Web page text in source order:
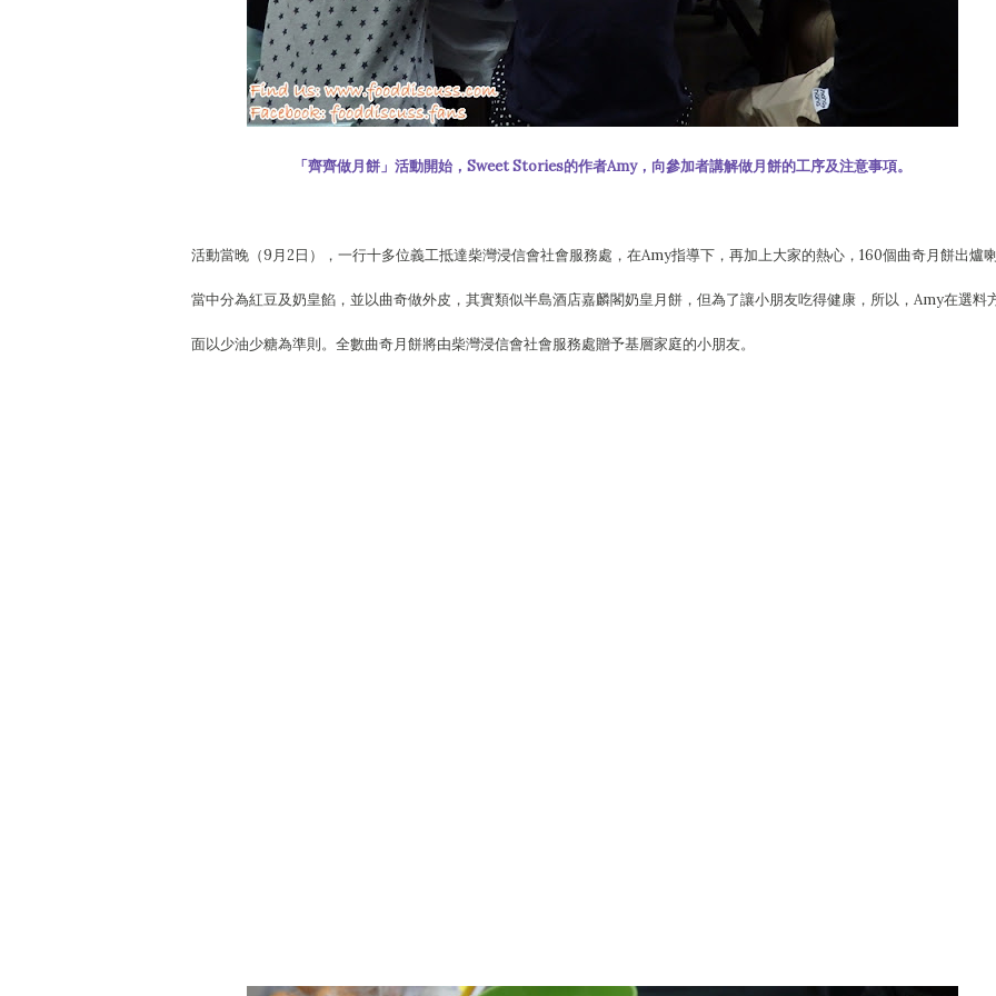
「齊齊做月餅」活動開始，Sweet Stories的作者Amy，向參加者講解做月餅的工序及注意事項。
活動當晚（9月2日），一行十多位義工抵達柴灣浸信會社會服務處，在Amy指導下，再加上大家的熱心，160個曲奇月餅出爐
當中分為紅豆及奶皇餡，並以曲奇做外皮，其實類似半島酒店嘉麟閣奶皇月餅，但為了讓小朋友吃得健康，所以，Amy在選料
面以少油少糖為準則。全數曲奇月餅將由柴灣浸信會社會服務處贈予基層家庭的小朋友。